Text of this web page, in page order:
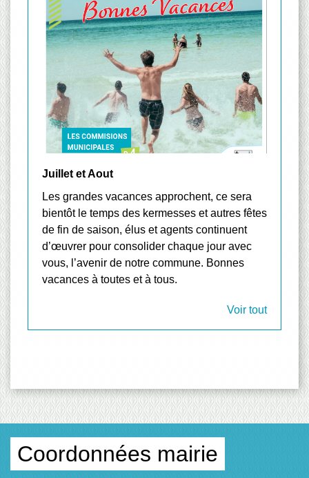
Juillet et Aout
Les grandes vacances approchent, ce sera
bientôt le temps des kermesses et autres fêtes
de fin de saison, élus et agents continuent
d’œuvrer pour consolider chaque jour avec
vous, l’avenir de notre commune. Bonnes
vacances à toutes et à tous.
Voir tout
Coordonnées mairie